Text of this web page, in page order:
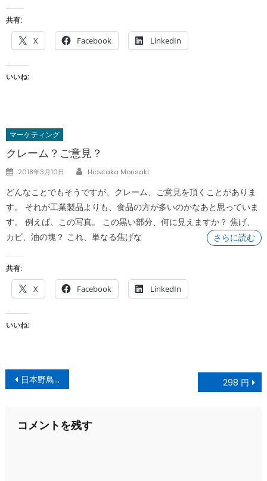
共有:
X Facebook LinkedIn
いいね:
マーケティング
クレーム？ご意見？
Posted
2018年3月10日 Author
Hidetaka Morisaki
どんなことでもそうですが、クレーム、ご意見を頂くことがありま
す。 それが工業製品よりも、食品の方が多いのかなあと思っていま
す。 例えば、この写真。 この黒い部分、何に見えますか？ 焦げ、
カビ、油の塊？ これ、単なる焦げな
さらに読む
共有:
X Facebook LinkedIn
いいね:
投
稿
ビ
日本野鳥の会の携帯長靴 298 円
コメントを残す